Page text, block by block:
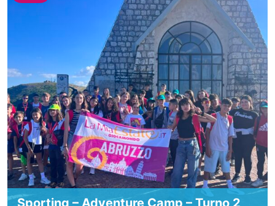
Sporting – Adventure Camp – Turno 2